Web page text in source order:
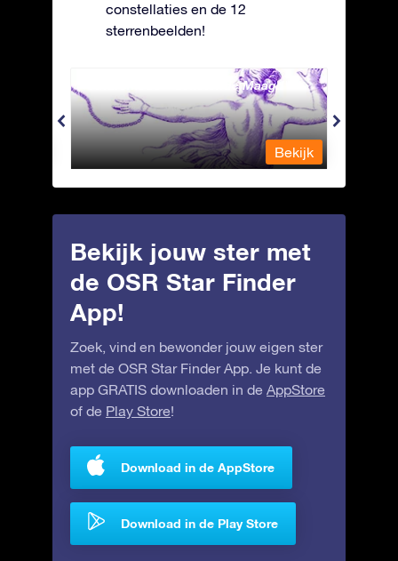
constellaties en de 12
sterrenbeelden!
Andromeda - Geketende Maagd
Bekijk
Bekijk jouw ster met
de OSR Star Finder
App!
Zoek, vind en bewonder jouw eigen ster
met de OSR Star Finder App. Je kunt de
app GRATIS downloaden in de AppStore
of de Play Store!
Download in de AppStore
Download in de Play Store